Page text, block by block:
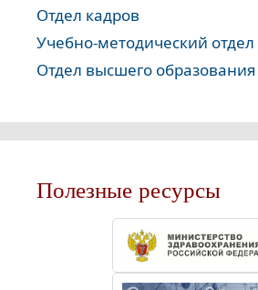
Отдел кадров
Учебно-методический отдел
Отдел высшего образования
Полезные ресурсы